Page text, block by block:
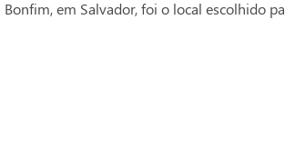
Bonfim, em Salvador, foi o local escolhido